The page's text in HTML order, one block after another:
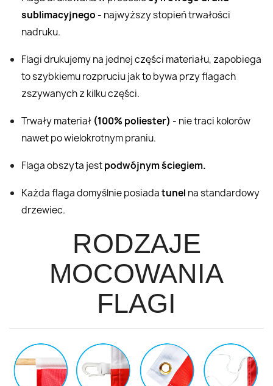
sublimacyjnego - najwyższy stopień trwałości
nadruku.
Flagi drukujemy na jednej części materiału, zapobiega
to szybkiemu rozpruciu jak to bywa przy flagach
zszywanych z kilku części.
Trwały materiał (100% poliester) - nie traci kolorów
nawet po wielokrotnym praniu.
Flaga obszyta jestpodwójnym ściegiem.
Każda flaga domyślnie posiadatunel na standardowy
drzewiec.
RODZAJE
MOCOWANIA
FLAGI